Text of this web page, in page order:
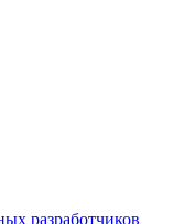
разработчиков